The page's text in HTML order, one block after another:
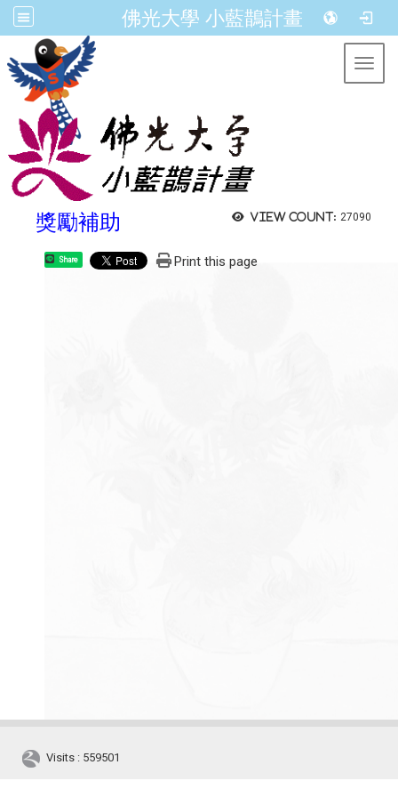
佛光大學 小藍鵲計畫
View count: 27090
獎勵補助
Share Print this page
Visits : 559501